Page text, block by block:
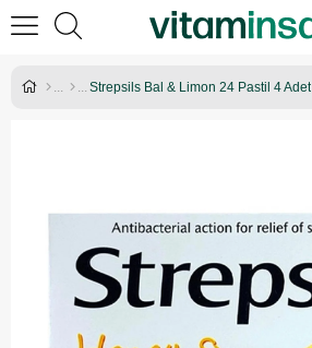
Strepsils Bal & Limon 24 Pastil 4 Adet